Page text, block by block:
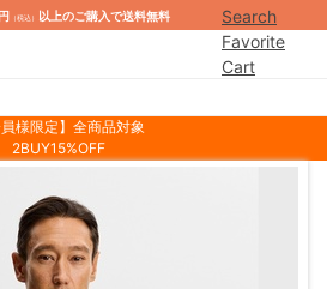
円 （税込） 以上のご購入で送料無料
Search
Favorite
Cart
員様限定】全商品対象
2BUY15%OFF